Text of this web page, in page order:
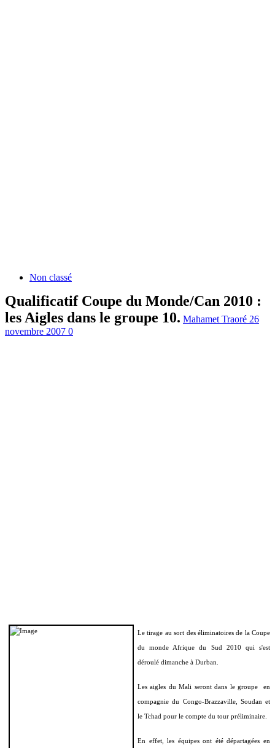
Non classé
Qualificatif Coupe du Monde/Can 2010 :
les Aigles dans le groupe 10. Mahamet Traoré 26
novembre 2007 0
Le tirage au sort des éliminatoires de la Coupe
du monde Afrique du Sud 2010 qui s'est
déroulé dimanche à Durban.
Les aigles du Mali seront dans le groupe
en
compagnie du Congo-Brazzaville, Soudan et
le Tchad pour le compte du tour préliminaire.
En effet, les équipes ont été départagées en